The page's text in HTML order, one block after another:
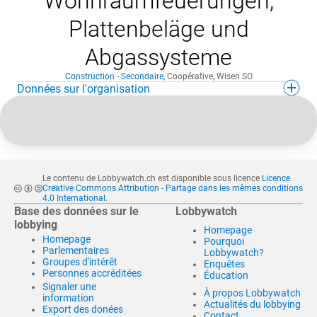
Plattenbeläge und
Abgassysteme
Construction - Secondaire, Coopérative, Wisen SO
Données sur l'organisation
Le contenu de Lobbywatch.ch est disponible sous licence Licence
Creative Commons Attribution - Partage dans les mêmes conditions
4.0 International .
Base des données sur le
lobbying
Homepage
Parlementaires
Groupes d'intérêt
Personnes accréditées
Signaler une
information
Export des donées
Lobbywatch
Homepage
Pourquoi
Lobbywatch?
Enquêtes
Éducation
À propos Lobbywatch
Actualités du lobbying